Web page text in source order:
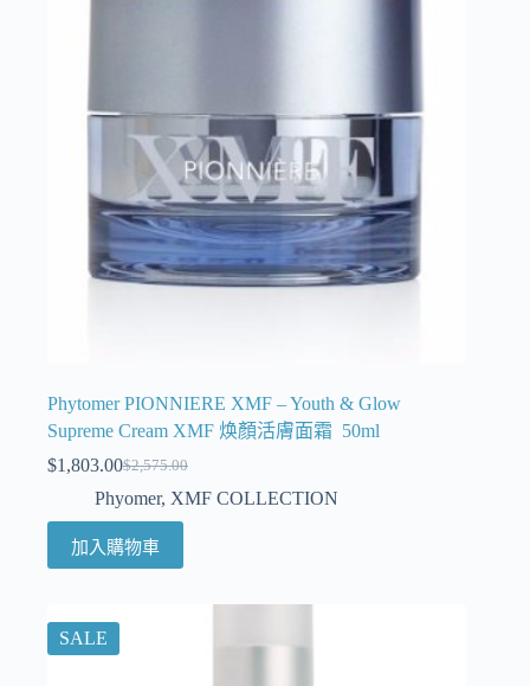
Phytomer PIONNIERE XMF – Youth & Glow
Supreme Cream XMF 焕顏活膚面霜 50ml
$2,575.00
$1,803.00
Phyomer, XMF COLLECTION
加入購物車
SALE